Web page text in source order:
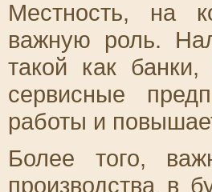
Местность, на
важную роль.
такой как
сервисные
работы и
Более того,
производства в